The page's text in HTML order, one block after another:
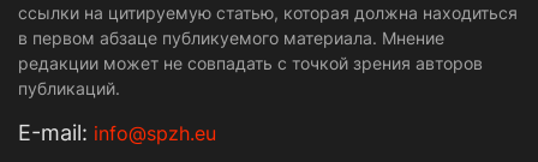
ссылки на цитируемую статью, которая должна находиться
в первом абзаце публикуемого материала. Мнение
редакции может не совпадать с точкой зрения авторов
публикаций.
Е-mail: info@spzh.eu